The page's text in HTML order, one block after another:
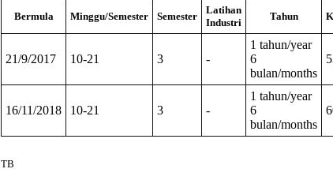
Bermula Minggu/Semester Semester
Latihan
Industri
Tahun
21/9/2017 10-21 3 -
1 tahun/year
6
bulan/months
16/11/2018 10-21 3 -
1 tahun/year
6
bulan/months
TB